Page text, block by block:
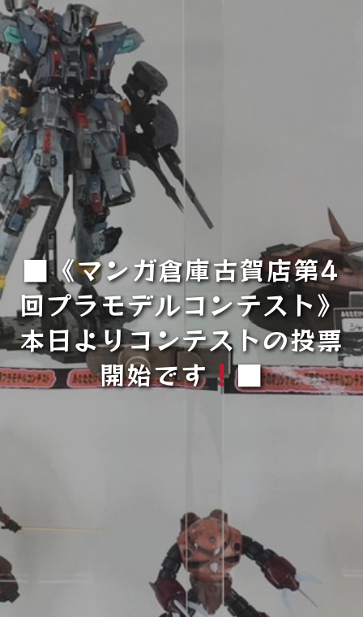
■《マンガ倉庫古賀店第4
回プラモデルコンテスト》
本日よりコンテストの投票
開始です
■